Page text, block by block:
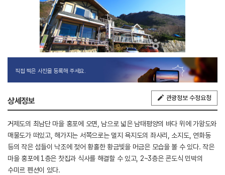
직접 찍은 사진을 등록해 주세요.
상세정보 관광정보 수정요청
거제도의 최남단 마을 홍포에 오면, 남으로 넓은 남태평양의 바다 위에 가왕도와
매물도가 떠있고, 해가지는 서쪽으로는 멀지 욕지도의 좌사리, 소지도, 연화동
등의 작은 섬들이 낙조에 젖어 황홀한 황금빛을 머금은 모습을 볼 수 있다. 작은
마을 홍포에 1층은 찻집과 식사를 해결할 수 있고, 2~3층은 콘도식 민박의
수미르 펜션이 있다.